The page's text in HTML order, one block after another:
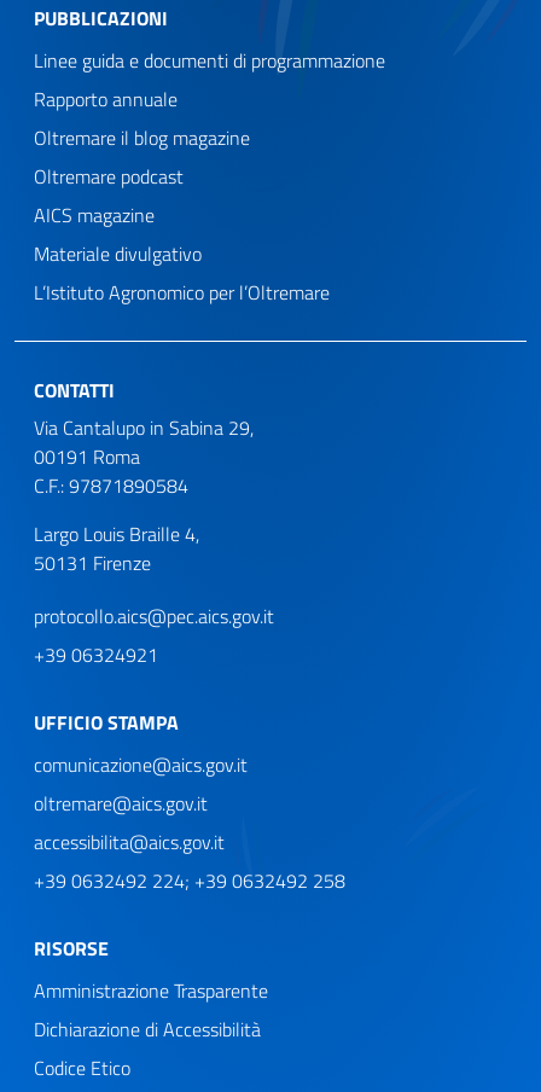
PUBBLICAZIONI
Linee guida e documenti di programmazione
Rapporto annuale
Oltremare il blog magazine
Oltremare podcast
AICS magazine
Materiale divulgativo
L’Istituto Agronomico per l’Oltremare
CONTATTI
Via Cantalupo in Sabina 29,
00191 Roma
C.F.: 97871890584
Largo Louis Braille 4,
50131 Firenze
protocollo.aics@pec.aics.gov.it
+39 06324921
UFFICIO STAMPA
comunicazione@aics.gov.it
oltremare@aics.gov.it
accessibilita@aics.gov.it
+39 0632492 224; +39 0632492 258
RISORSE
Amministrazione Trasparente
Dichiarazione di Accessibilità
Codice Etico